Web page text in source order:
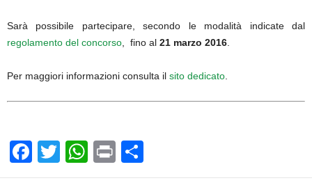
Sarà possibile partecipare, secondo le modalità indicate dal
regolamento del concorso , fino al 21 marzo 2016
Per maggiori informazioni consulta il sito dedicato
F
a
T
wi
W
h
Pr
in o